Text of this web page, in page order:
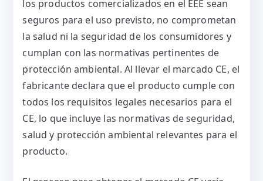
los productos comercializados en el EEE sean
seguros para el uso previsto, no comprometan
la salud ni la seguridad de los consumidores y
cumplan con las normativas pertinentes de
protección ambiental. Al llevar el marcado CE, el
fabricante declara que el producto cumple con
todos los requisitos legales necesarios para el
CE, lo que incluye las normativas de seguridad,
salud y protección ambiental relevantes para el
producto.